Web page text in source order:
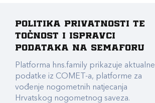
Politika privatnosti te
točnost i ispravci
podataka na Semaforu
Platforma hns.family prikazuje aktualne
podatke iz COMET-a, platforme za
vođenje nogometnih natjecanja
Hrvatskog nogometnog saveza.